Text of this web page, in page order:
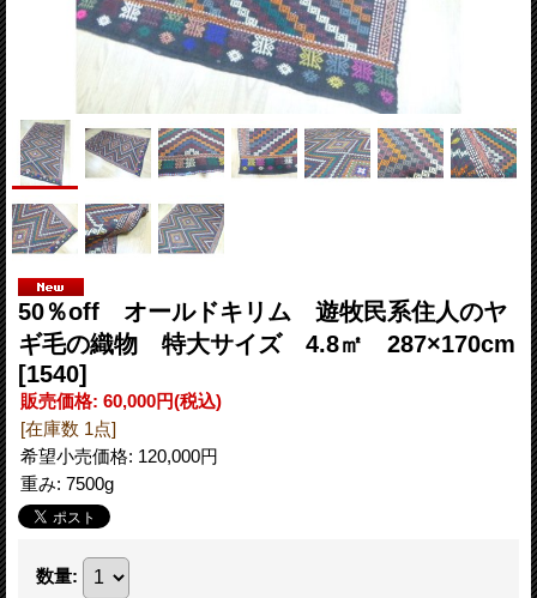
50％off オールドキリム 遊牧民系住人のヤ
ギ毛の織物 特大サイズ 4.8㎡ 287×170cm
[1540]
販売価格: 60,000円(税込)
[在庫数 1点]
希望小売価格: 120,000円
重み: 7500g
数量: